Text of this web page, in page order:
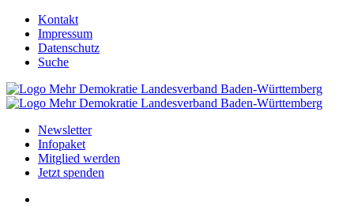
Kontakt
Impressum
Datenschutz
Suche
Newsletter
Infopaket
Mitglied werden
Jetzt spenden